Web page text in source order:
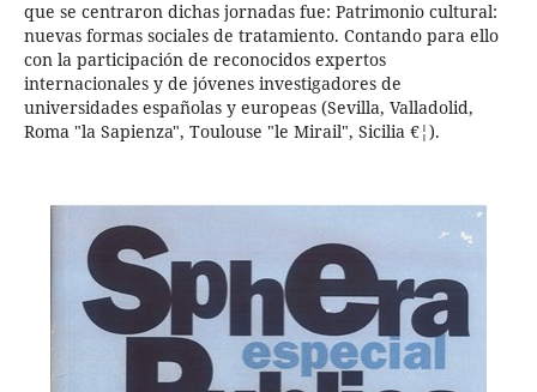
que se centraron dichas jornadas fue: Patrimonio cultural:
nuevas formas sociales de tratamiento. Contando para ello
con la participación de reconocidos expertos
internacionales y de jóvenes investigadores de
universidades españolas y europeas (Sevilla, Valladolid,
Roma "la Sapienza", Toulouse "le Mirail", Sicilia €¦).